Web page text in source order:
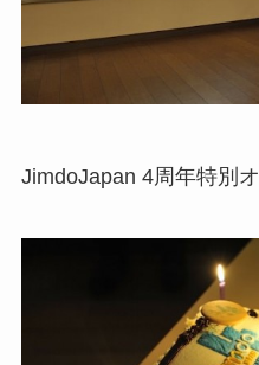
JimdoJapan 4周年特別